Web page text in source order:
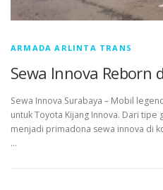
ARMADA ARLINTA TRANS
Sewa Innova Reborn
Sewa Innova Surabaya – Mobil
untuk Toyota Kijang Innova. Dari
menjadi primadona sewa innova di
…